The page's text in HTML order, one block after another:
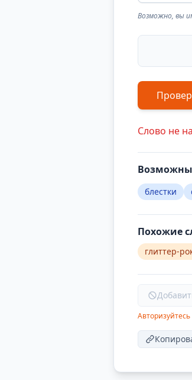
Возможно, вы
Слово не
блестки
Похожие
глиттер-
Авторизуйтесь